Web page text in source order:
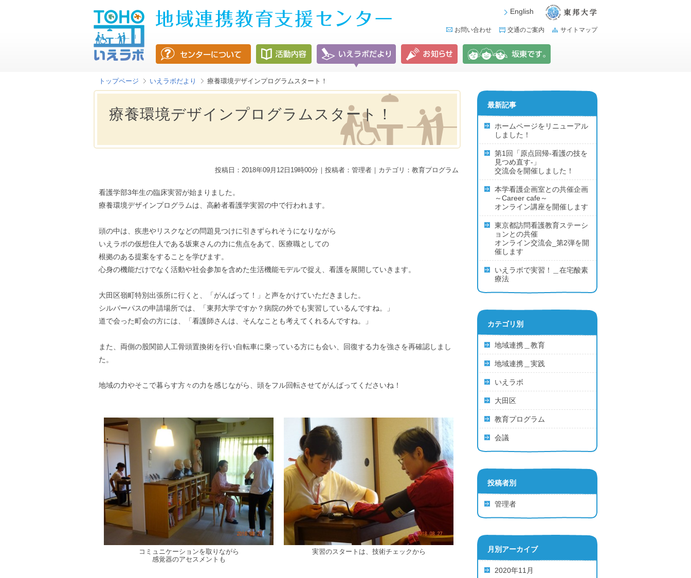
English
お問い合わせ 交通のご案内 サイトマップ
トップページ いえラボだより 療養環境デザインプログラムスタート！
療養環境デザインプログラムスタート！
投稿日：2018年09月12日19時00分｜投稿者：管理者｜カテゴリ：教育プログラム
看護学部3年生の臨床実習が始まりました。
療養環境デザインプログラムは、高齢者看護学実習の中で行われます。
頭の中は、疾患やリスクなどの問題見つけに引きずられそうになりながら
いえラボの仮想住人である坂東さんの力に焦点をあて、医療職としての
根拠のある提案をすることを学びます。
心身の機能だけでなく活動や社会参加を含めた生活機能モデルで捉え、看護を展開していきます。
大田区嶺町特別出張所に行くと、「がんばって！」と声をかけていただきました。
シルバーパスの申請場所では、「東邦大学ですか？病院の外でも実習しているんですね。」
道で会った町会の方には、「看護師さんは、そんなことも考えてくれるんですね。」
また、両側の股関節人工骨頭置換術を行い自転車に乗っている方にも会い、回復する力を強さを再確認しまし
た。
地域の力やそこで暮らす方々の力を感じながら、頭をフル回転させてがんばってくださいね！
コミュニケーションを取りながら
感覚器のアセスメントも
実習のスタートは、技術チェックから
最新記事
ホームページをリニューアル
しました！
第1回「原点回帰‐看護の技を
見つめ直す‐」
交流会を開催しました！
本学看護企画室との共催企画
～Career cafe～
オンライン講座を開催します
東京都訪問看護教育ステーシ
ョンとの共催
オンライン交流会_第2弾を開
催します
いえラボで実習！＿在宅酸素
療法
カテゴリ別
地域連携＿教育
地域連携＿実践
いえラボ
大田区
教育プログラム
会議
投稿者別
管理者
月別アーカイブ
2020年11月